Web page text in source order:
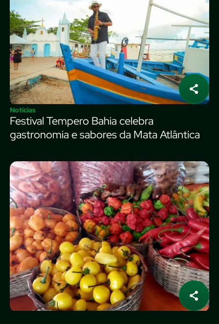
Notícias
Festival Tempero Bahia celebra
gastronomia e sabores da Mata Atlântica